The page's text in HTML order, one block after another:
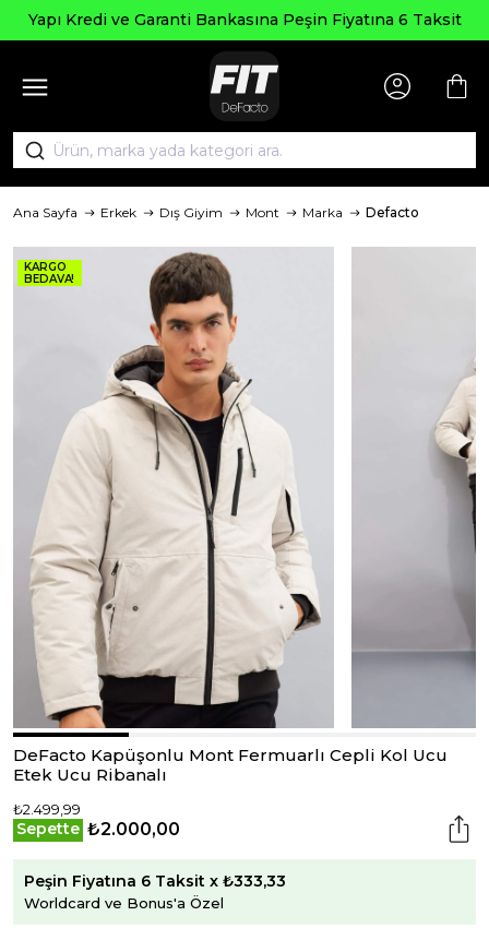
Yapı Kredi ve Garanti Bankasına Peşin Fiyatına 6 Taksit
Ana Sayfa Erkek Dış Giyim Mont Marka Defacto
KARGO
BEDAVA!
DeFacto Kapüşonlu Mont Fermuarlı Cepli Kol Ucu
Etek Ucu Ribanalı
₺2.499,99
Sepette ₺2.000,00
Peşin Fiyatına 6 Taksit x ₺333,33
Worldcard ve Bonus'a Özel